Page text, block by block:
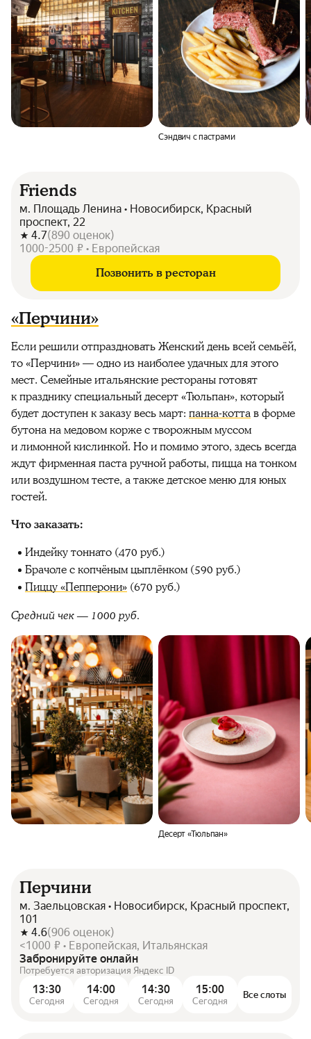
Сэндвич с пастрами
Friends
м. Площадь Ленина • Новосибирск, Красный
проспект, 22
4.7(890 оценок)
1000-2500 ₽ • Европейская
Позвонить в ресторан
«Перчини»
Если решили отпраздновать Женский день всей семьёй,
то «Перчини» — одно из наиболее удачных для этого
мест. Семейные итальянские рестораны готовят
к празднику специальный десерт «Тюльпан», который
будет доступен к заказу весь март: панна-коттав форме
бутона на медовом корже с творожным муссом
и лимонной кислинкой. Но и помимо этого, здесь всегда
ждут фирменная паста ручной работы, пицца на тонком
или воздушном тесте, а также детское меню для юных
гостей.
Что заказать:
Индейку тоннато (470 руб.)
Брачоле с копчёным цыплёнком (590 руб.)
Пиццу «Пепперони» (670 руб.)
Средний чек — 1000 руб.
Десерт «Тюльпан»
Перчини
м. Заельцовская • Новосибирск, Красный проспект,
101
4.6(906 оценок)
<1000 ₽ • Европейская, Итальянская
Забронируйте онлайн
Потребуется авторизация Яндекс ID
13:30
Сегодня
14:00
Сегодня
14:30
Сегодня
15:00
Сегодня
Все слоты